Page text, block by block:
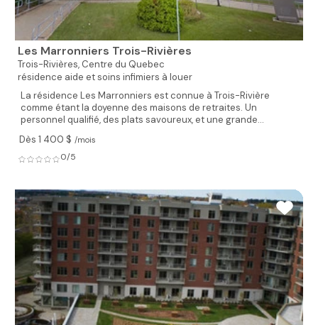
Les Marronniers Trois-Rivières
Trois-Rivières, Centre du Quebec
résidence aide et soins infimiers à louer
La résidence Les Marronniers est connue à Trois-Rivière
comme étant la doyenne des maisons de retraites. Un
personnel qualifié, des plats savoureux, et une grande...
Dès 1 400 $ /mois
0/5